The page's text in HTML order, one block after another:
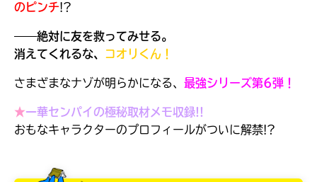
大人気
のピンチ!?
――絶対に友を救ってみせる。
消えてくれるな、
コオリくん！
さまざまなナゾが明らかになる、 最強シリーズ第6弾！
★一華センパイの極秘取材メモ収録!!
おもなキャラクターのプロフィールがついに解禁!?